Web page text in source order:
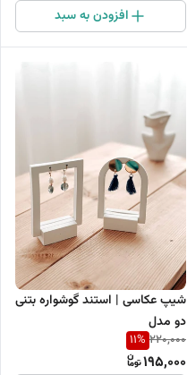
افزودن به سبد
شیپ عکاسی | استند گوشواره بتنی
دو مدل
220,000
11%
195,000